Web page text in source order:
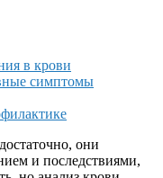
в крови
симптомы
они
и последствиями,